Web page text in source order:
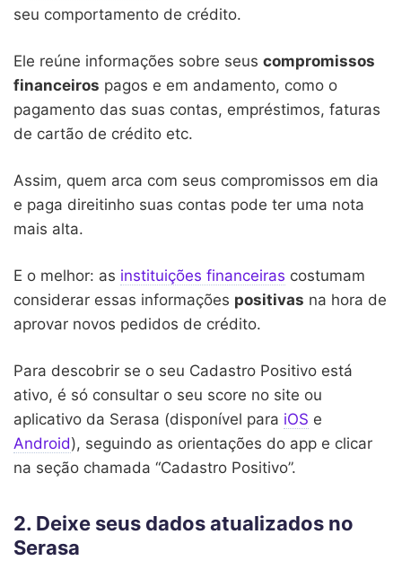
seu comportamento de crédito.
Ele reúne informações sobre seus compromissos
financeiros pagos e em andamento, como o
pagamento das suas contas, empréstimos, faturas
de cartão de crédito etc.
Assim, quem arca com seus compromissos em dia
e paga direitinho suas contas pode ter uma nota
mais alta.
E o melhor: as instituições financeiras costumam
considerar essas informações positivas na hora de
aprovar novos pedidos de crédito.
Para descobrir se o seu Cadastro Positivo está
ativo, é só consultar o seu score no site ou
aplicativo da Serasa (disponível para iOS e
Android), seguindo as orientações do app e clicar
na seção chamada “Cadastro Positivo”.
2. Deixe seus dados atualizados no
Serasa